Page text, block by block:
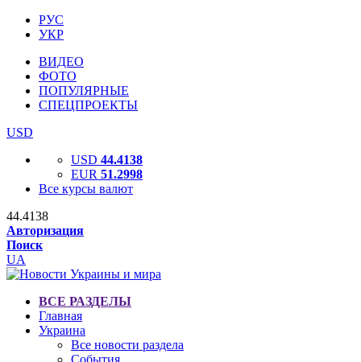
РУС
УКР
ВИДЕО
ФОТО
ПОПУЛЯРНЫЕ
СПЕЦПРОЕКТЫ
USD
USD 44.4138
EUR 51.2998
Все курсы валют
44.4138
Авторизация
Поиск
UA
ВСЕ РАЗДЕЛЫ
Главная
Украина
Все новости раздела
События